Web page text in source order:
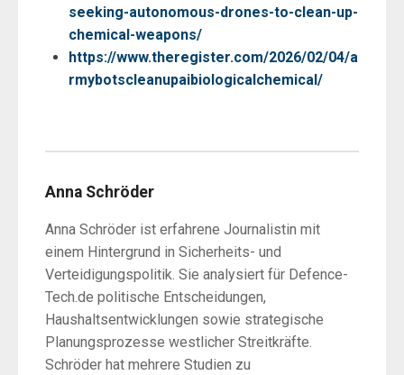
seeking-autonomous-drones-to-clean-up-
chemical-weapons/
https://www.theregister.com/2026/02/04/a
rmybotscleanupaibiologicalchemical/
Anna Schröder
Anna Schröder ist erfahrene Journalistin mit
einem Hintergrund in Sicherheits- und
Verteidigungspolitik. Sie analysiert für Defence-
Tech.de politische Entscheidungen,
Haushaltsentwicklungen sowie strategische
Planungsprozesse westlicher Streitkräfte.
Schröder hat mehrere Studien zu